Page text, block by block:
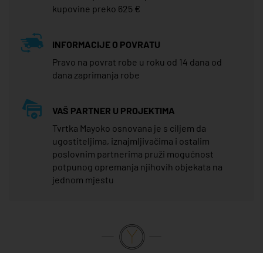
kupovine preko 625 €
INFORMACIJE O POVRATU
Pravo na povrat robe u roku od 14 dana od
dana zaprimanja robe
VAŠ PARTNER U PROJEKTIMA
Tvrtka Mayoko osnovana je s ciljem da
ugostiteljima, iznajmljivačima i ostalim
poslovnim partnerima pruži mogućnost
potpunog opremanja njihovih objekata na
jednom mjestu